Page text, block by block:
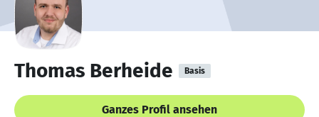
Thomas Berheide Basis
Ganzes Profil ansehen